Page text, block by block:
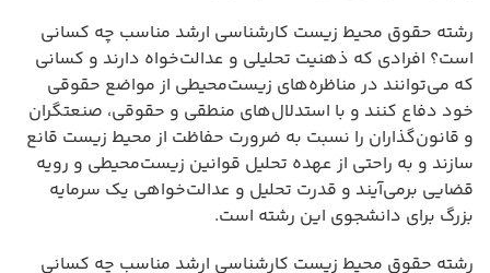
رشته حقوق محیط زیست کارشناسی ارشد مناسب چه کسانی
است؟ افرادی که ذهنیت تحلیلی و عدالت‌خواه دارند و کسانی
که می‌توانند در مناظره‌های زیست‌محیطی از مواضع حقوقی
خود دفاع کنند و با استدلال‌های منطقی و حقوقی، صنعتگران
و قانون‌گذاران را نسبت به ضرورت حفاظت از محیط زیست قانع
سازند و به راحتی از عهده تحلیل قوانین زیست‌محیطی و رویه
قضایی برمی‌آیند و قدرت تحلیل و عدالت‌خواهی یک سرمایه
بزرگ برای دانشجوی این رشته است.
رشته حقوق محیط زیست کارشناسی ارشد مناسب چه کسانی